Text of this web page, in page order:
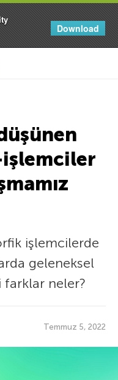
Download
Resmi Blogu
işlemcilerde
geleneksel
farklar neler?
Temmuz 5, 2022